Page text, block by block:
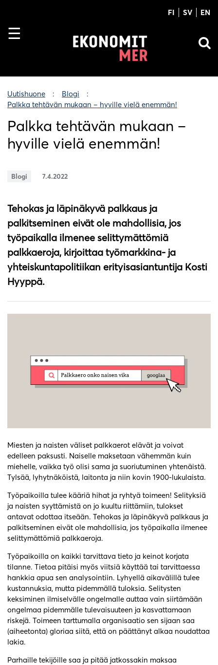
FI SV EN
Uutishuone
Blogi
Palkka tehtävän mukaan – hyville vielä enemmän!
Palkka tehtävän mukaan –
hyville vielä enemmän!
Blogi 7.4.2022
Tehokas ja läpinäkyvä palkkaus ja
palkitseminen eivät ole mahdollisia, jos
työpaikalla ilmenee selittymättömiä
palkkaeroja, kirjoittaa työmarkkina- ja
yhteiskuntapolitiikan erityisasiantuntija Kosti
Hyyppä.
Miesten ja naisten väliset palkkaerot elävät ja voivat
edelleen paksusti. Naiselle maksetaan vähemmän kuin
miehelle, vaikka työ olisi sama ja suoriutuminen yhtenäistä.
Tylsää, lyhytnäköistä, laitonta ja niin kovin 1900-lukulaista.
Työpaikoilla tulee kääriä hihat ja ryhtyä toimeen! Selityksiä
ja naisten syyttämistä on jo kuultu riittämiin, tulokset
antavat odottaa itseään. Tehokas ja läpinäkyvä palkkaus ja
palkitseminen eivät ole mahdollisia, jos työpaikalla ilmenee
selittymättömiä palkkaeroja.
Työpaikoilla on kaikki tarvittava tieto ja keinot korjata
tilanne. Tietoa pitäisi myös viitsiä käyttää tai tarvittaessa
hankkia apua sen analysointiin. Lyhyellä aikavälillä tulee
kustannuksia, mutta pidemmällä tuloksia. Selitysten
keksiminen ilmiselvälle ongelmalle auttaa vain siirtämään
ongelmaa pidemmälle tulevaisuuteen ja kasvattamaan
riskejä. Toimeen tarttumalla organisaatio sen sijaan saa
(aiheetonta) gloriaa siitä, että on päättänyt alkaa noudattaa
lakia.
Parhaille tekijöille saa ja pitää jatkossakin maksaa